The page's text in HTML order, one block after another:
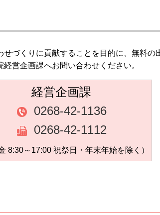
づくりに貢献することを目的に、無料の
営企画課へお問い合わせください。
経営企画課
0268-42-1136
0268-42-1112
8:30～17:00 祝祭日・年末年始を除く）